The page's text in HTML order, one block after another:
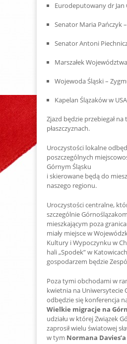
Eurodeputowany dr Jan
Senator Maria Pańczyk
Senator Antoni
Marszałek
Wojewoda Śląski –
Kapelan Ślązaków w
Zjazd będzie przebiegał na
płaszczyznach.
Uroczystości lokalne
poszczególnych
Górnym Śląsku
i skierowane będą do
naszego regionu.
Uroczystości centralne,
szczególnie
mieszkającym poza
miały miejsce w
Kultury i Wypoczynku w
hali „Spodek” w
gospodarzem będzie
Poza tymi obchodami w
kwietnia na Uniwersytecie
odbędzie się konferencja
Wielkie migracje na
udziału w której Związek
zaprosił wielu światowej
w tym Normana